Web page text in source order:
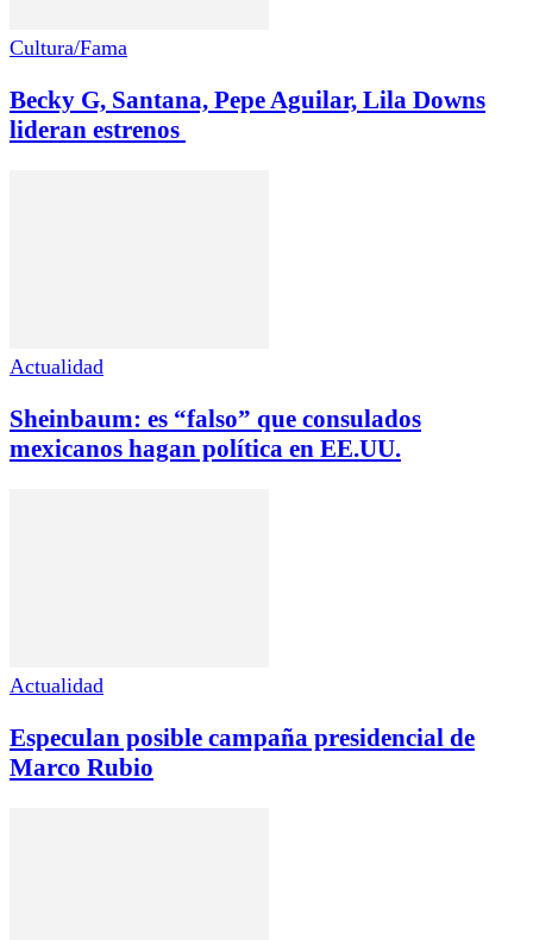
Cultura/Fama
Becky G, Santana, Pepe Aguilar, Lila Downs
lideran estrenos
Actualidad
Sheinbaum: es “falso” que consulados
mexicanos hagan política en EE.UU.
Actualidad
Especulan posible campaña presidencial de
Marco Rubio